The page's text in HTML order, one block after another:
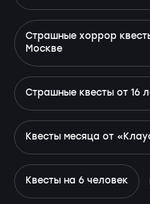
Страшные хоррор
Москве
Страшные квесты от 16
Квесты месяца от
Квесты на 6 человек